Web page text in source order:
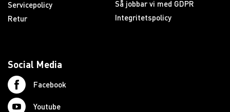
Servicepolicy
Retur
Så jobbar vi med GDPR
Integritetspolicy
Social Media
Facebook
Youtube